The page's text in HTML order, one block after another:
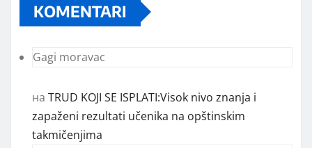
KOMENTARI
Gagi moravac
на TRUD KOJI SE ISPLATI:Visok nivo znanja i
zapaženi rezultati učenika na opštinskim
takmičenjima